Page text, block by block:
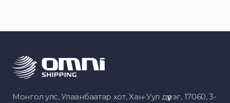
Монгол улс, Улаанбаатар хот, Хан-Уул дүүрэг, 17060, 3-